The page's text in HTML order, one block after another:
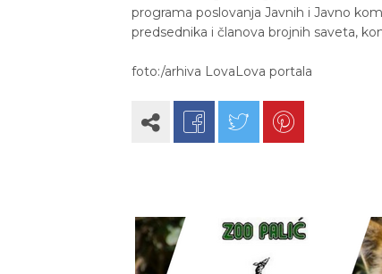
programa poslovanja Javnih i Javno
predsednika i članova brojnih saveta,
foto:/arhiva LovaLova portala